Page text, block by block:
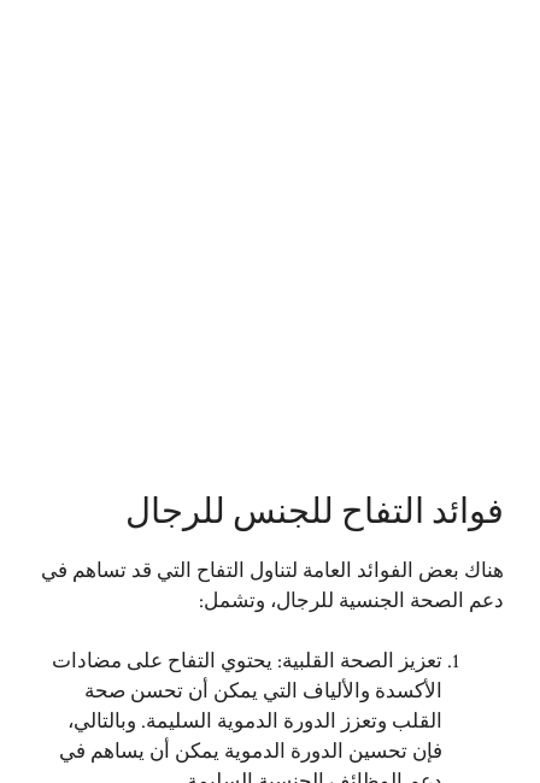
فوائد التفاح للجنس للرجال
هناك بعض الفوائد العامة لتناول التفاح التي قد تساهم في
دعم الصحة الجنسية للرجال، وتشمل:
تعزيز الصحة القلبية: يحتوي التفاح على مضادات
الأكسدة والألياف التي يمكن أن تحسن صحة
القلب وتعزز الدورة الدموية السليمة. وبالتالي،
فإن تحسين الدورة الدموية يمكن أن يساهم في